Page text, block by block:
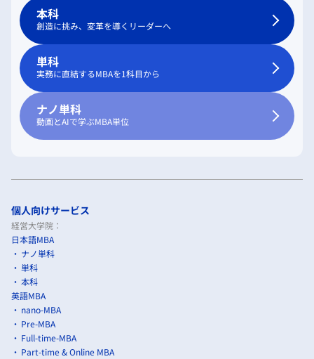
本科
創造に挑み、変革を導くリーダーへ
単科
実務に直結するMBAを1科目から
ナノ単科
動画とAIで学ぶMBA単位
個人向けサービス
経営大学院：
日本語MBA
ナノ単科
単科
本科
英語MBA
nano-MBA
Pre-MBA
Full-time-MBA
Part-time & Online MBA